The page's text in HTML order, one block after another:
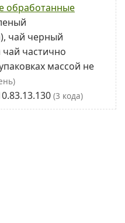
обработанные
чай черный
частично
массой не
(3 кода)